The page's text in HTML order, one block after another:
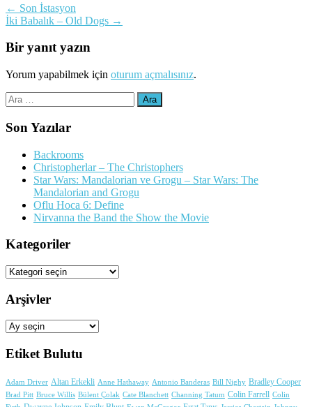
Yazı
dolaşımı
← Son İstasyon
İki Babalık – Old Dogs →
Bir yanıt yazın
Yorum yapabilmek için oturum açmalısınız.
Arama:
Son Yazılar
Backrooms
Christopherlar – The Christophers
Star Wars: Mandalorian ve Grogu – Star Wars: The
Mandalorian and Grogu
Oflu Hoca 6: Define
Nirvanna the Band the Show the Movie
Kategoriler
Kategoriler
Arşivler
Arşivler
Etiket Bulutu
Adam Driver Altan Erkekli Anne Hathaway Antonio Banderas Bill Nighy Bradley Cooper
Brad Pitt Bruce Willis Bülent Çolak Cate Blanchett Channing Tatum Colin Farrell Colin